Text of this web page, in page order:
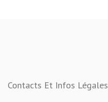
Contacts Et Infos Légales